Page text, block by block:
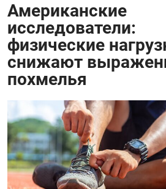
Американские
исследователи:
физические
снижают
похмелья